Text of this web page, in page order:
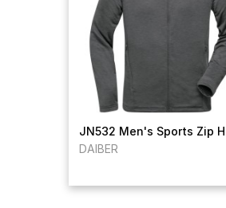
JN532 Men's Sports Zip
DAIBER